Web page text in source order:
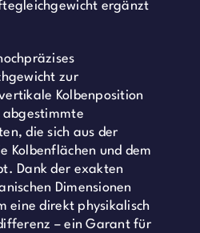
ergänzt
zur
Kolbenposition
abgestimmte
die sich aus der
Kolbenflächen und dem
Dank der exakten
Dimensionen
eine direkt physikalisch
– ein Garant für